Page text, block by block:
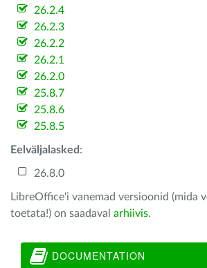
26.2.4
26.2.3
26.2.2
26.2.1
26.2.0
25.8.7
25.8.6
25.8.5
Eelväljalasked :
26.8.0
LibreOffice'i vanemad versioonid (mida
toetata!) on saadaval arhiivis.
DOCUMENTATION